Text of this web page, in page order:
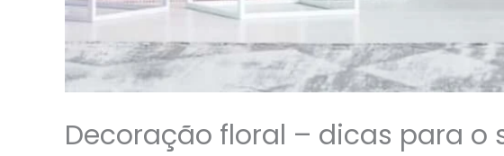
Decoração floral – dicas para o